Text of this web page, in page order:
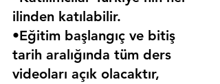
ilinden katılabilir.
•Eğitim başlangıç ve bitiş
tarih aralığında tüm ders
videoları açık olacaktır,